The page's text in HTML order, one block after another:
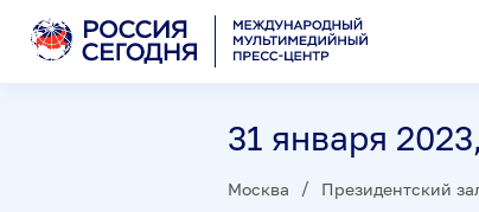
31 января
Москва Президентский